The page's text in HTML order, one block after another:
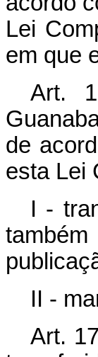
Lei
em que
Art.
de
esta Lei
I -
II -
Art.